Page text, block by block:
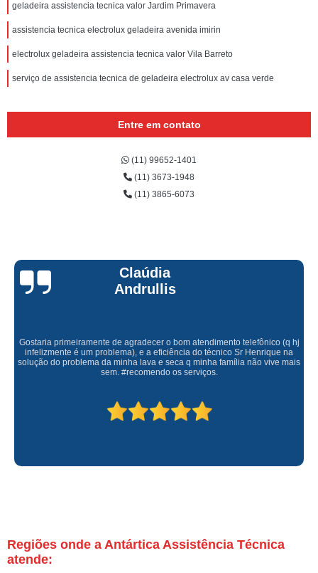
geladeira assistencia tecnica valor Jardim Primavera
assistencia tecnica electrolux geladeira avenida imirin
electrolux geladeira assistencia tecnica valor Vila Barreto
serviço de assistencia tecnica de geladeira electrolux av casa verde
Entre em contato
(11) 99652-1401
(11) 3673-1948
(11) 3865-6073
Claúdia
Andrullis
Gostaria primeiramente de agradecer o bom atendimento telefônico (q hj
infelizmente é um problema), e a eficiência do técnico Sr Henrique na
solução do problema da minha lava e seca q minha família não vive mais
sem. #recomendo os serviços.
Regiões onde a Antártica Assistência Técnica
atende: